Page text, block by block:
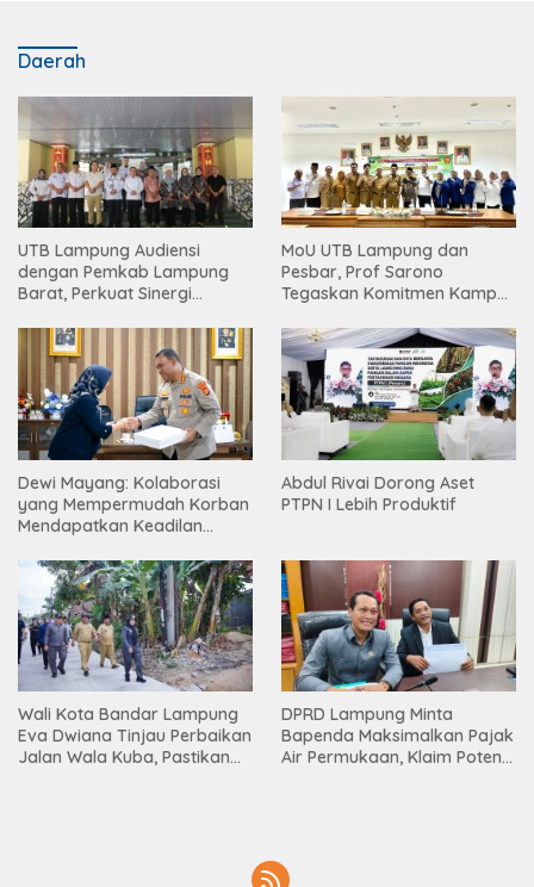
Daerah
UTB Lampung Audiensi
dengan Pemkab Lampung
Barat, Perkuat Sinergi
Tinggi
MoU UTB Lampung dan
Pesbar, Prof Sarono
Tegaskan Komitmen Kampus
Masyarakat
Dewi Mayang: Kolaborasi
yang Mempermudah Korban
Mendapatkan Keadilan
Abdul Rivai Dorong Aset
PTPN I Lebih Produktif
Wali Kota Bandar Lampung
Eva Dwiana Tinjau Perbaikan
Jalan Wala Kuba, Pastikan
DPRD Lampung Minta
Bapenda Maksimalkan Pajak
Air Permukaan, Klaim Potensi